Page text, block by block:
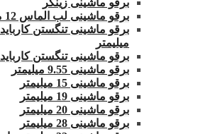
برقو ماشینی لب الماس 12 میلیمتر
میلیمتر
برقو ماشینی تنگستن کارباید 16 میلیمتر
برقو ماشینی 9.55 میلیمتر
برقو ماشینی 15 میلیمتر
برقو ماشینی 19 میلیمتر
برقو ماشینی 20 میلیمتر
برقو ماشینی 28 میلیمتر